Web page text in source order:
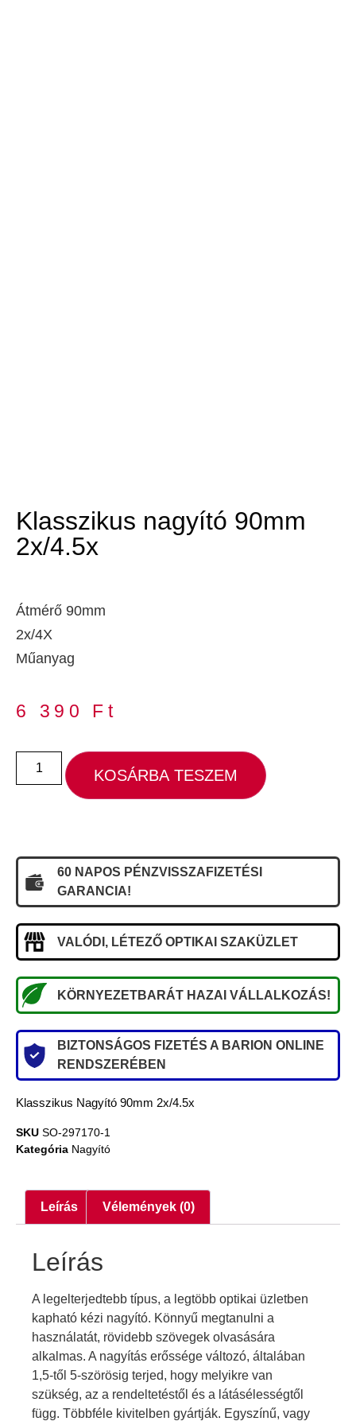
Klasszikus nagyító 90mm
2x/4.5x
Átmérő 90mm
2x/4X
Műanyag
6 390 Ft
KOSÁRBA TESZEM
60 NAPOS PÉNZVISSZAFIZETÉSI
GARANCIA!
VALÓDI, LÉTEZŐ OPTIKAI SZAKÜZLET
KÖRNYEZETBARÁT HAZAI VÁLLALKOZÁS!
BIZTONSÁGOS FIZETÉS A BARION ONLINE
RENDSZERÉBEN
Klasszikus Nagyító 90mm 2x/4.5x
SKU SO-297170-1
Kategória Nagyító
Leírás Vélemények (0)
Leírás
A legelterjedtebb típus, a legtöbb optikai üzletben
kapható kézi nagyító. Könnyű megtanulni a
használatát, rövidebb szövegek olvasására
alkalmas. A nagyítás erőssége változó, általában
1,5-től 5-szörösig terjed, hogy melyikre van
szükség, az a rendeltetéstől és a látásélességtől
függ. Többféle kivitelben gyártják. Egyszínű, vagy